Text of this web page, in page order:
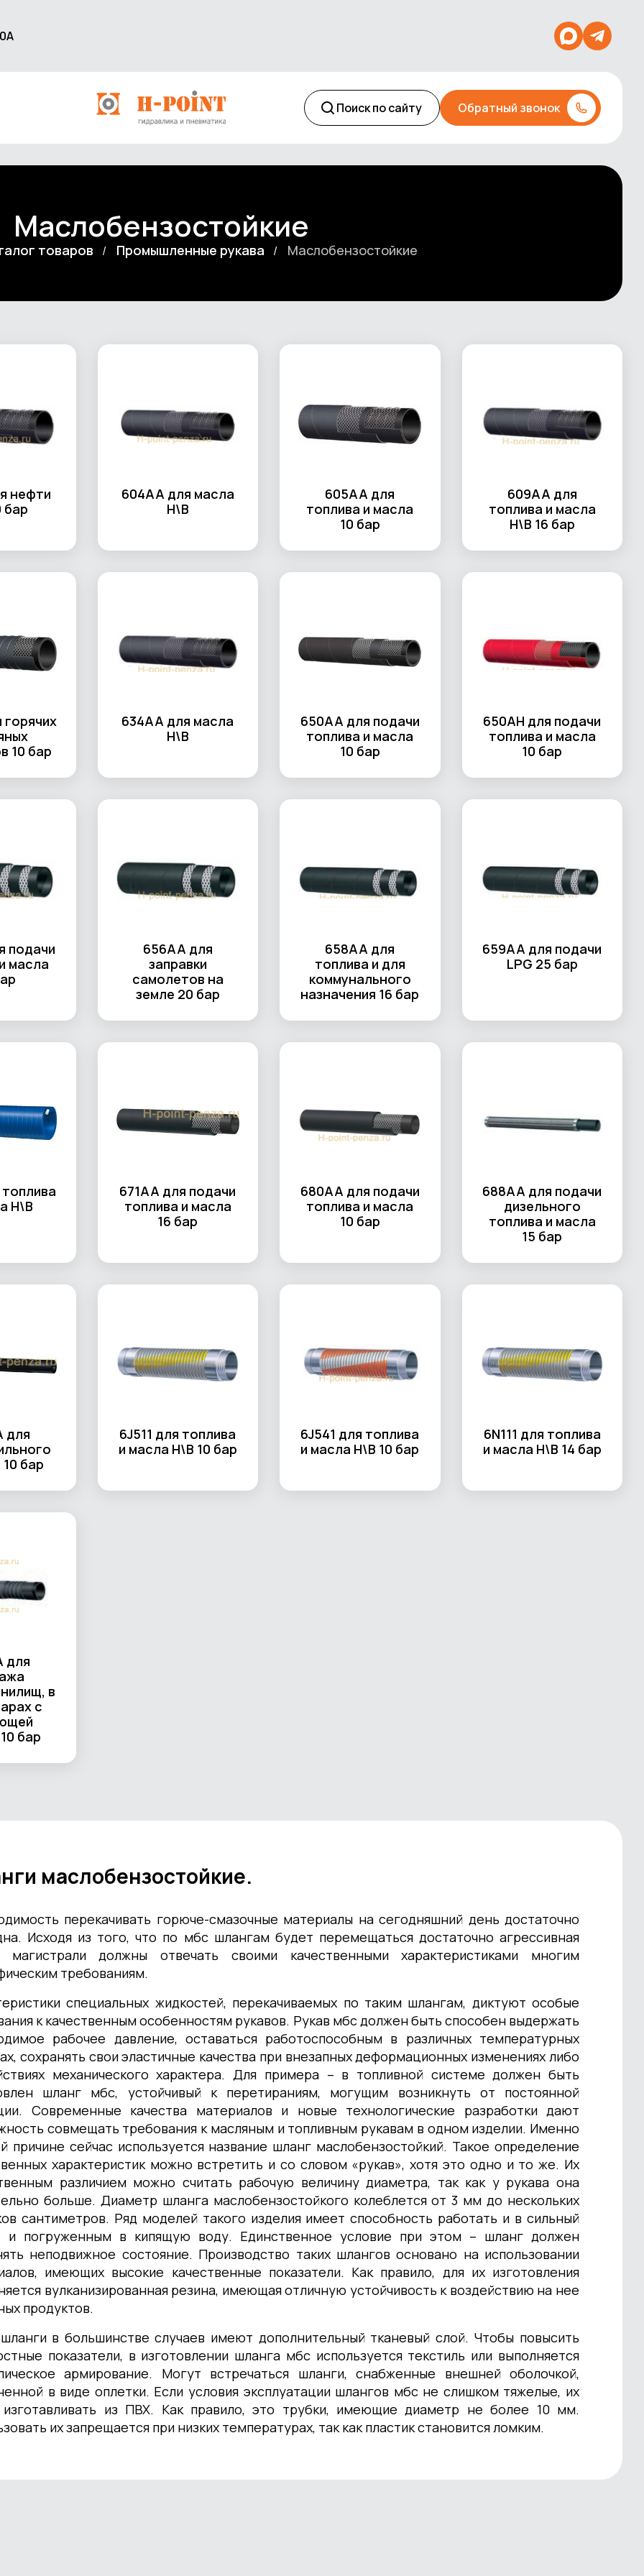
Поиск по сайту Обратный звонок
Маслобензостойкие
товаров Промышленные рукава Маслобензостойкие
нефти
бар
604AA для масла
Н\В
605AA для
топлива и масла
10 бар
609AA для
топлива и масла
Н\В 16 бар
горячих
10 бар
634AA для масла
Н\В
650AA для подачи
топлива и масла
10 бар
650AH для подачи
топлива и масла
10 бар
подачи
масла
656AA для
заправки
самолетов на
земле 20 бар
658AA для
топлива и для
коммунального
назначения 16 бар
659AA для подачи
LPG 25 бар
Н\В
671AA для подачи
топлива и масла
16 бар
680AA для подачи
топлива и масла
10 бар
688AA для подачи
дизельного
топлива и масла
15 бар
для
бар
6J511 для топлива
и масла Н\В 10 бар
6J541 для топлива
и масла Н\В 10 бар
6N111 для топлива
и масла Н\В 14 бар
для
в
с
бар
маслобензостойкие.
перекачивать горюче-смазочные материалы на сегодняшний день достаточно
Исходя из того, что по мбс шлангам будет перемещаться достаточно агрессивная
магистрали должны отвечать своими качественными характеристиками многим
требованиям.
специальных жидкостей, перекачиваемых по таким шлангам, диктуют особые
к качественным особенностям рукавов. Рукав мбс должен быть способен выдержать
рабочее давление, оставаться работоспособным в различных температурных
сохранять свои эластичные качества при внезапных деформационных изменениях либо
механического характера. Для примера – в топливной системе должен быть
шланг мбс, устойчивый к перетираниям, могущим возникнуть от постоянной
Современные качества материалов и новые технологические разработки дают
совмещать требования к масляным и топливным рукавам в одном изделии. Именно
причине сейчас используется название шланг маслобензостойкий. Такое определение
характеристик можно встретить и со словом «рукав», хотя это одно и то же. Их
различием можно считать рабочую величину диаметра, так как у рукава она
больше. Диаметр шланга маслобензостойкого колеблется от 3 мм до нескольких
сантиметров. Ряд моделей такого изделия имеет способность работать и в сильный
и погруженным в кипящую воду. Единственное условие при этом – шланг должен
неподвижное состояние. Производство таких шлангов основано на использовании
имеющих высокие качественные показатели. Как правило, для их изготовления
вулканизированная резина, имеющая отличную устойчивость к воздействию на нее
продуктов.
в большинстве случаев имеют дополнительный тканевый слой. Чтобы повысить
показатели, в изготовлении шланга мбс используется текстиль или выполняется
армирование. Могут встречаться шланги, снабженные внешней оболочкой,
в виде оплетки. Если условия эксплуатации шлангов мбс не слишком тяжелые, их
изготавливать из ПВХ. Как правило, это трубки, имеющие диаметр не более 10 мм.
их запрещается при низких температурах, так как пластик становится ломким.